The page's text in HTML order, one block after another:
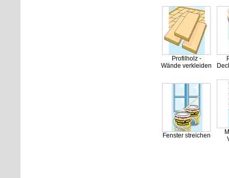
Profilholz -
Wände verkleiden
Fenster streichen